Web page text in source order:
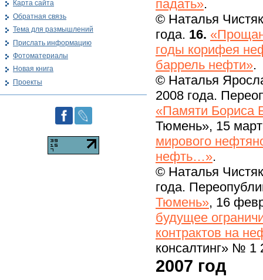
падать».
© Наталья
года. 16.
годы корифея
баррель нефти».
© Наталья
2008 года.
«Памяти Бориса
Тюмень», 15
мирового
нефть…».
© Наталья
года.
Тюмень», 16
будущее
контрактов на
консалтинг» № 1
2007 год
Карта сайта
Обратная связь
Тема для размышлений
Прислать информацию
Фотоматериалы
Новая книга
Проекты